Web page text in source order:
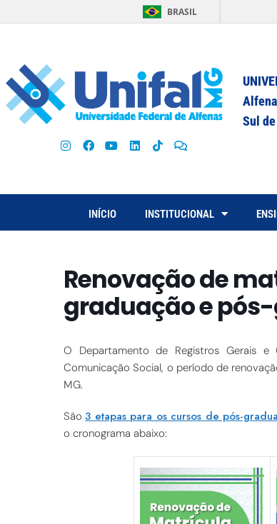
BRASIL
Sul
INÍCIO INSTITUCIONAL
Renovação de
graduação e
O Departamento de Registros Gerais
Comunicação Social, o período de
MG.
São3 etapas para os cursos de pós-
o cronograma abaixo: